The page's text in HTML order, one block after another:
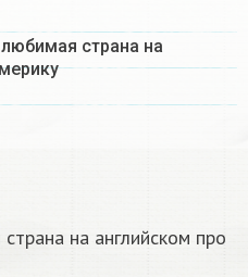
страна на
на английском про